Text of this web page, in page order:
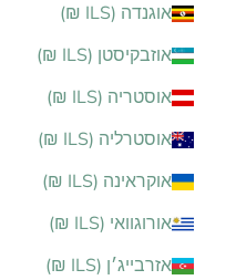
אוגנדה (ILS ₪)
אוזבקיסטן (ILS ₪)
אוסטריה (ILS ₪)
אוסטרליה (ILS ₪)
אוקראינה (ILS ₪)
אורוגוואי (ILS ₪)
אזרבייג׳ן (ILS ₪)